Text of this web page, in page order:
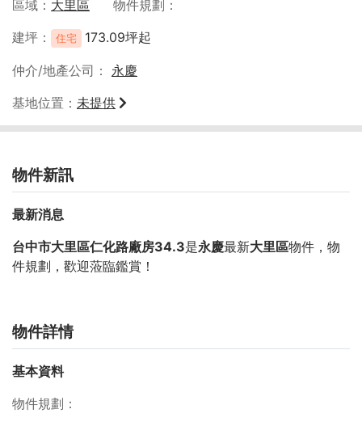
區域 大里區
物件規劃
建坪
住宅 173.09坪起
仲介/地產公司
永慶
基地位置
未提供
物件新訊
最新消息
台中市大里區仁化路廠房34.3是永慶最新大里區物件，物
件規劃 ，歡迎蒞臨鑑賞！
物件詳情
基本資料
物件規劃